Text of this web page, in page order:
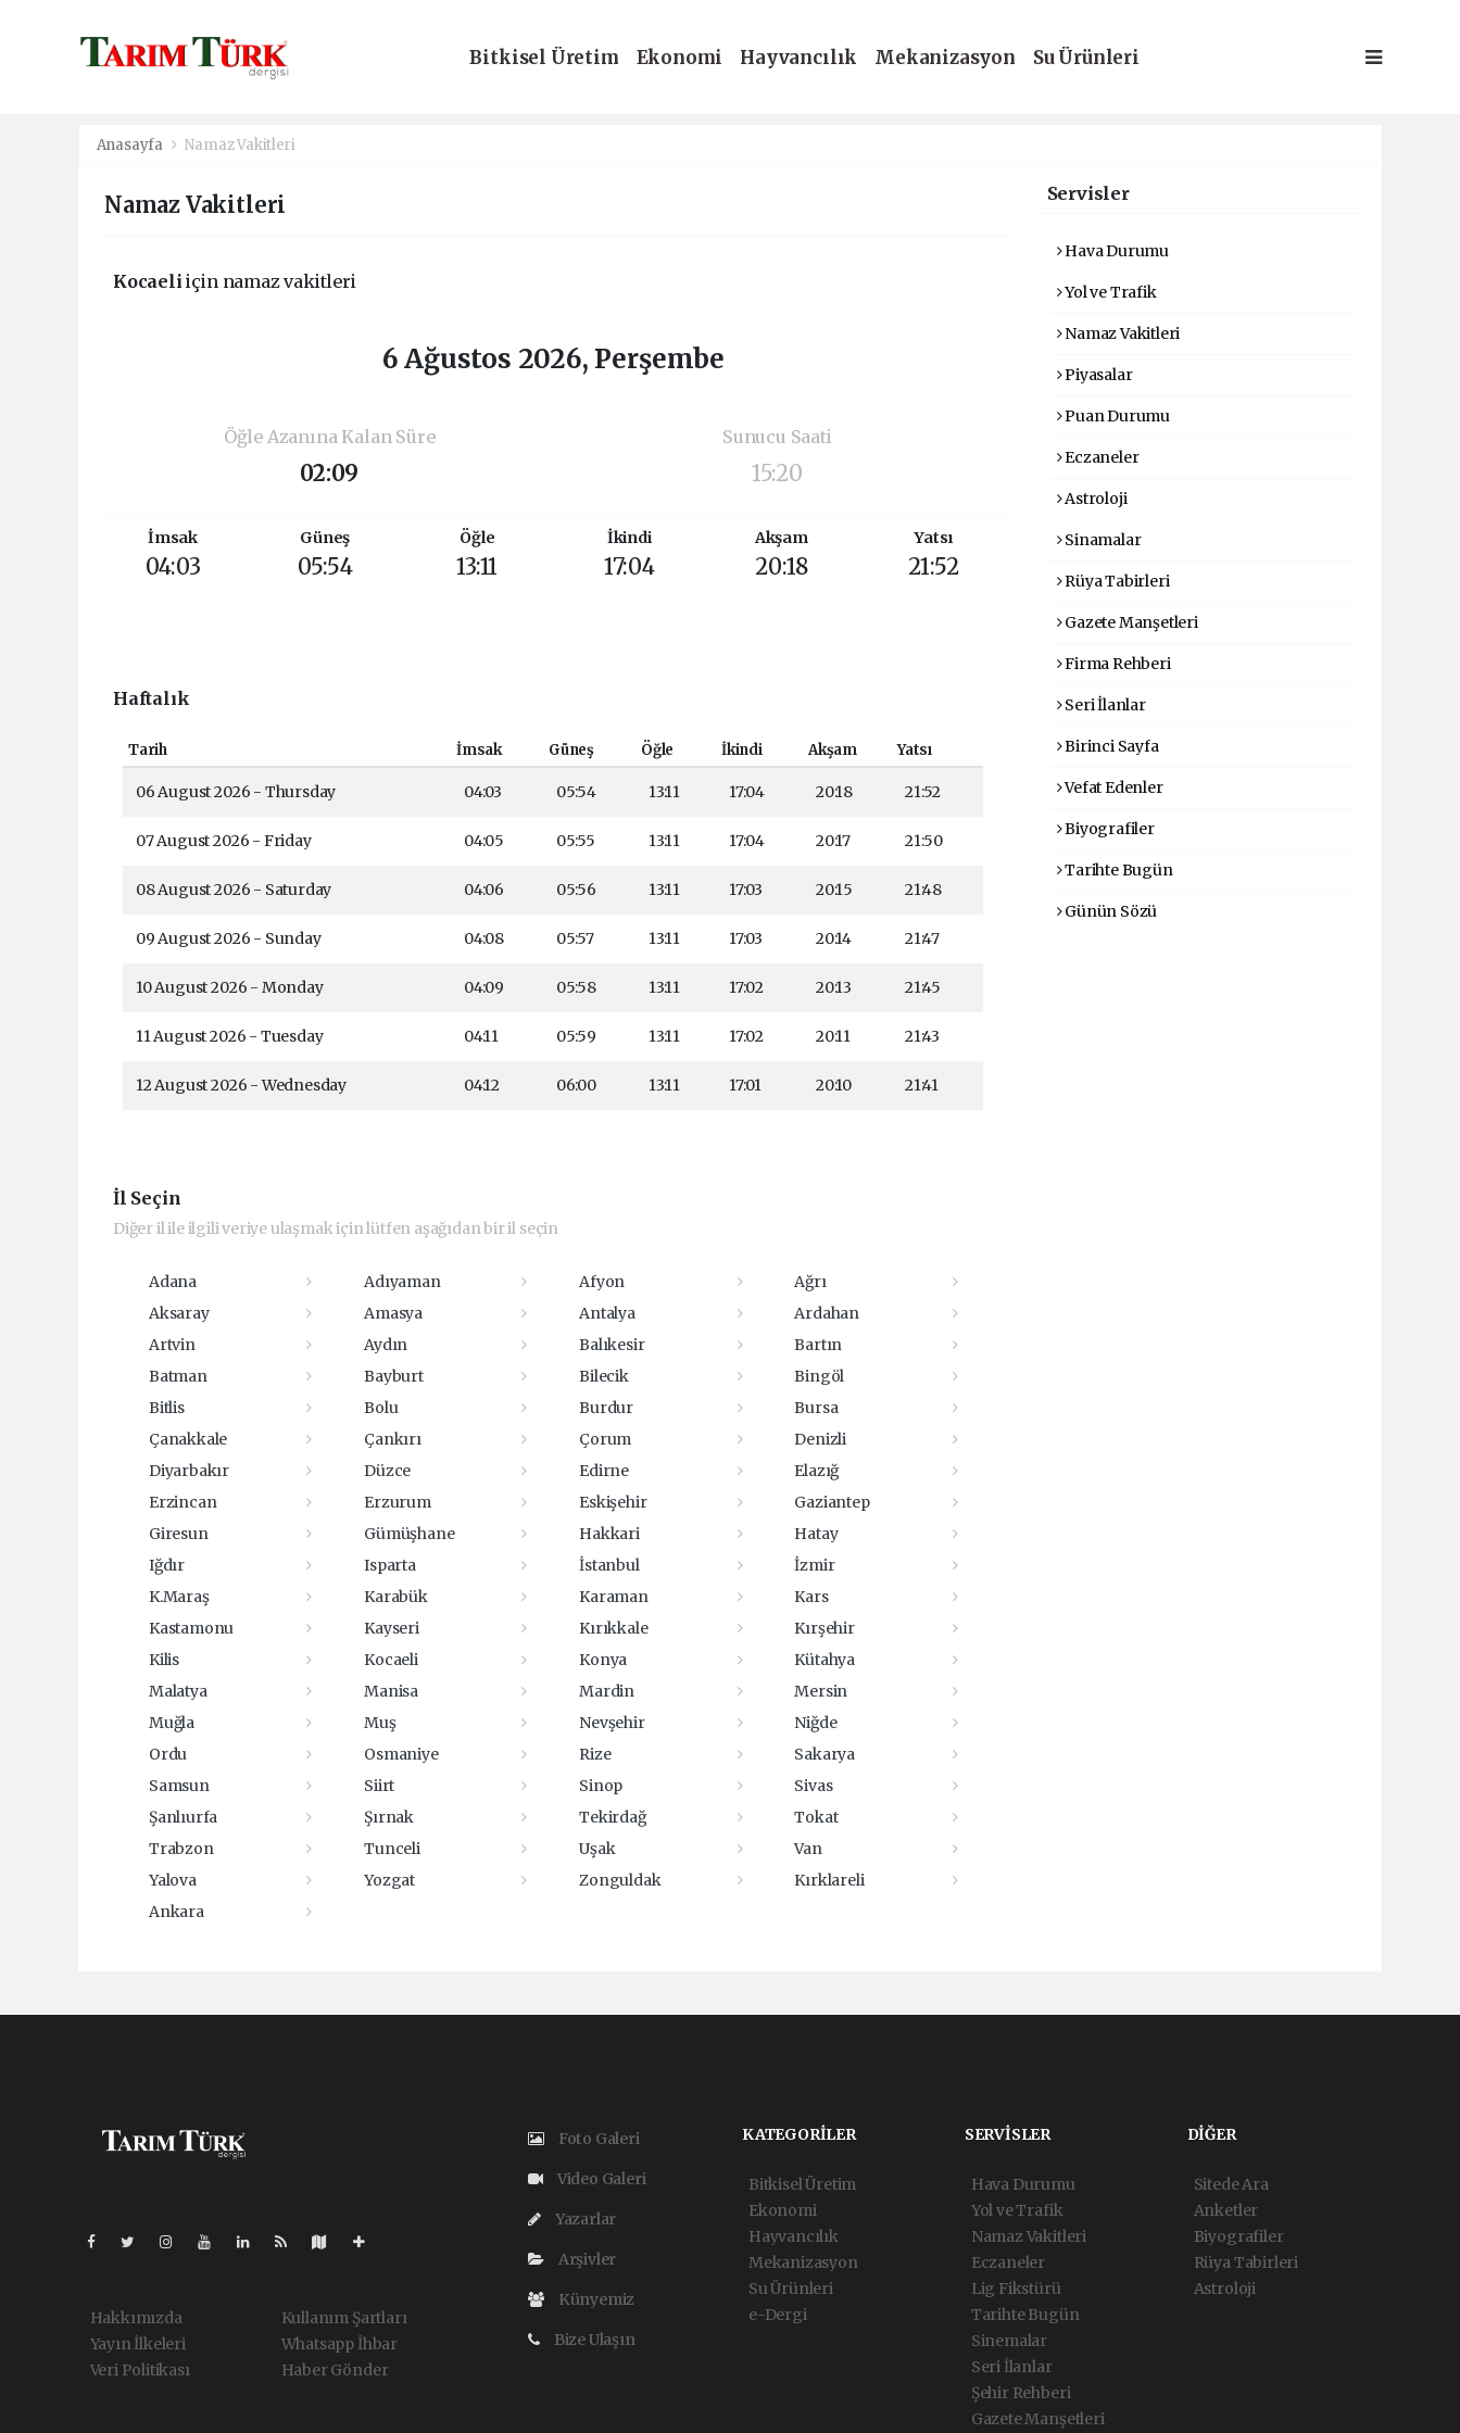
Bitkisel Üretim Ekonomi Hayvancılık Mekanizasyon
Su Ürünleri
Anasayfa Namaz Vakitleri
Namaz Vakitleri
Kocaeli için namaz vakitleri
6 Ağustos 2026, Perşembe
Öğle Azanına Kalan Süre
02:09
Sunucu Saati
15:20
İmsak
04:03
Güneş
05:54
Öğle
13:11
İkindi
17:04
Akşam
20:18
Yatsı
21:52
Haftalık
Tarih İmsak Güneş Öğle İkindi Akşam Yatsı
06 August 2026 - Thursday 04:03 05:54 13:11 17:04 20:18 21:52
07 August 2026 - Friday 04:05 05:55 13:11 17:04 20:17 21:50
08 August 2026 - Saturday 04:06 05:56 13:11 17:03 20:15 21:48
09 August 2026 - Sunday 04:08 05:57 13:11 17:03 20:14 21:47
10 August 2026 - Monday 04:09 05:58 13:11 17:02 20:13 21:45
11 August 2026 - Tuesday 04:11 05:59 13:11 17:02 20:11 21:43
12 August 2026 - Wednesday 04:12 06:00 13:11 17:01 20:10 21:41
İl Seçin
Diğer il ile ilgili veriye ulaşmak için lütfen aşağıdan bir il seçin
Adana Adıyaman Afyon
Ağrı
Aksaray
Amasya Antalya
Ardahan
Artvin
Aydın Balıkesir
Bartın
Batman
Bayburt Bilecik
Bingöl
Bitlis
Bolu Burdur
Bursa
Çanakkale
Çankırı Çorum
Denizli
Diyarbakır
Düzce Edirne
Elazığ
Erzincan
Erzurum Eskişehir
Gaziantep
Giresun
Gümüşhane Hakkari
Hatay
Iğdır
Isparta İstanbul
İzmir
K.Maraş
Karabük Karaman
Kars
Kastamonu
Kayseri Kırıkkale
Kırşehir
Kilis
Kocaeli Konya
Kütahya
Malatya
Manisa Mardin
Mersin
Muğla
Muş Nevşehir
Niğde
Ordu
Osmaniye Rize
Sakarya
Samsun
Siirt Sinop
Sivas
Şanlıurfa
Şırnak Tekirdağ
Tokat
Trabzon
Tunceli Uşak
Van
Yalova
Yozgat Zonguldak
Kırklareli
Ankara
Servisler
Hava Durumu
Yol ve Trafik
Namaz Vakitleri
Piyasalar
Puan Durumu
Eczaneler
Astroloji
Sinamalar
Rüya Tabirleri
Gazete Manşetleri
Firma Rehberi
Seri İlanlar
Birinci Sayfa
Vefat Edenler
Biyografiler
Tarihte Bugün
Günün Sözü
Hakkımızda
Yayın İlkeleri
Veri Politikası
Kullanım Şartları
Whatsapp İhbar
Haber Gönder
Foto Galeri
Video Galeri
Yazarlar
Arşivler
Künyemiz
Bize Ulaşın
KATEGORİLER
Bitkisel Üretim
Ekonomi
Hayvancılık
Mekanizasyon
Su Ürünleri
e-Dergi
SERVİSLER
Hava Durumu
Yol ve Trafik
Namaz Vakitleri
Eczaneler
Lig Fikstürü
Tarihte Bugün
Sinemalar
Seri İlanlar
Şehir Rehberi
Gazete Manşetleri
DİĞER
Sitede Ara
Anketler
Biyografiler
Rüya Tabirleri
Astroloji